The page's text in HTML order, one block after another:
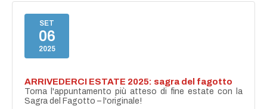
SET
06
2025
ARRIVEDERCI ESTATE 2025: sagra del fagotto
Torna l'appuntamento più atteso di fine estate con la
Sagra del Fagotto – l'originale!